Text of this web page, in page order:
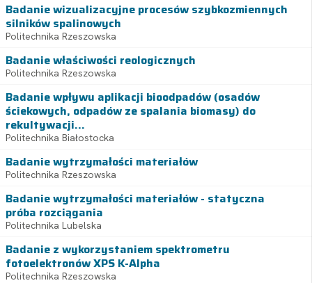
Badanie wizualizacyjne procesów szybkozmiennych
silników spalinowych
Politechnika Rzeszowska
Badanie właściwości reologicznych
Politechnika Rzeszowska
Badanie wpływu aplikacji bioodpadów (osadów
ściekowych, odpadów ze spalania biomasy) do
rekultywacji...
Politechnika Białostocka
Badanie wytrzymałości materiałów
Politechnika Rzeszowska
Badanie wytrzymałości materiałów - statyczna
próba rozciągania
Politechnika Lubelska
Badanie z wykorzystaniem spektrometru
fotoelektronów XPS K-Alpha
Politechnika Rzeszowska